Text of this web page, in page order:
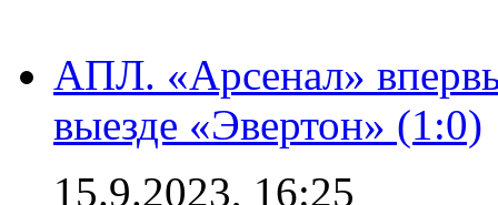
АПЛ. «Арсенал»
выезде «Эвертон» (1:0)
15.9.2023, 16:25